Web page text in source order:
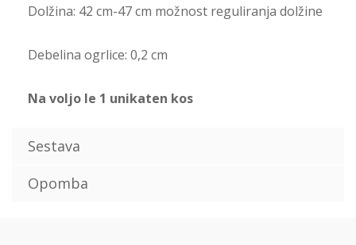
Dolžina: 42 cm-47 cm možnost reguliranja dolžine
Debelina ogrlice: 0,2 cm
Na voljo le 1 unikaten kos
Sestava
Opomba